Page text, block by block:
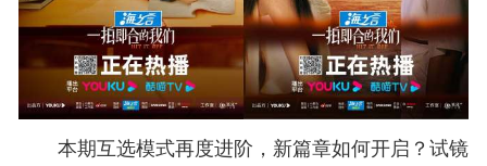
本期互选模式再度进阶，新篇章如何开启？试镜